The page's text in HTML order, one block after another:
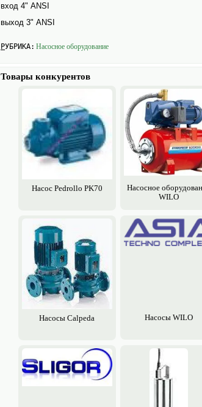
вход 4" ANSI
выход 3" ANSI
РУБРИКА: Насосное обору­дование
Товары конкурентов
Насос Pedrollo PK70
Насосное
WILO
Насосы Calpeda Насосы WILO